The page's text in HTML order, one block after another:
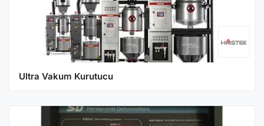
Ultra Vakum Kurutucu